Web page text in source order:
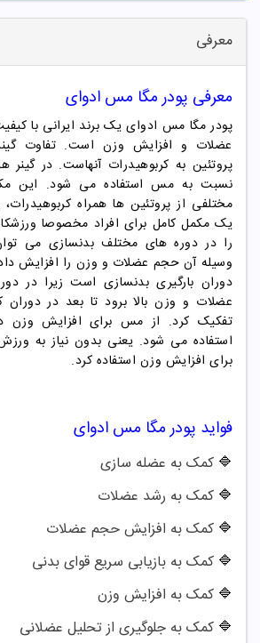
معرفی
معرفی پودر مگا مس ادوای
پودر مگا مس ادوای یک برند ایرانی با
عضلات و افزایش وزن است. تفاوت
پروتئین به کربوهیدرات آنهاست. در گینر
نسبت به مس استفاده می شود. این
مختلفی از پروتئین ها همراه
یک مکمل کامل برای افراد مخصوصا
را در دوره های مختلف بدنسازی می
وسیله آن حجم عضلات و وزن را افزایش
دوران بارگیری بدنسازی است زیرا در
عضلات و وزن بالا برود تا بعد در دوران
تفکیک کرد. از مس برای افزایش وزن
استفاده می شود. یعنی بدون نیاز به
برای افزایش وزن استفاده کرد.
فواید پودر مگا مس ادوای
🔷 کمک به عضله سازی
🔷 کمک به رشد عضلات
🔷 کمک به افزایش حجم عضلات
🔷 کمک به بازیابی سریع قوای بدنی
🔷 کمک به افزایش وزن
🔷 کمک به جلوگیری از تحلیل عضلانی